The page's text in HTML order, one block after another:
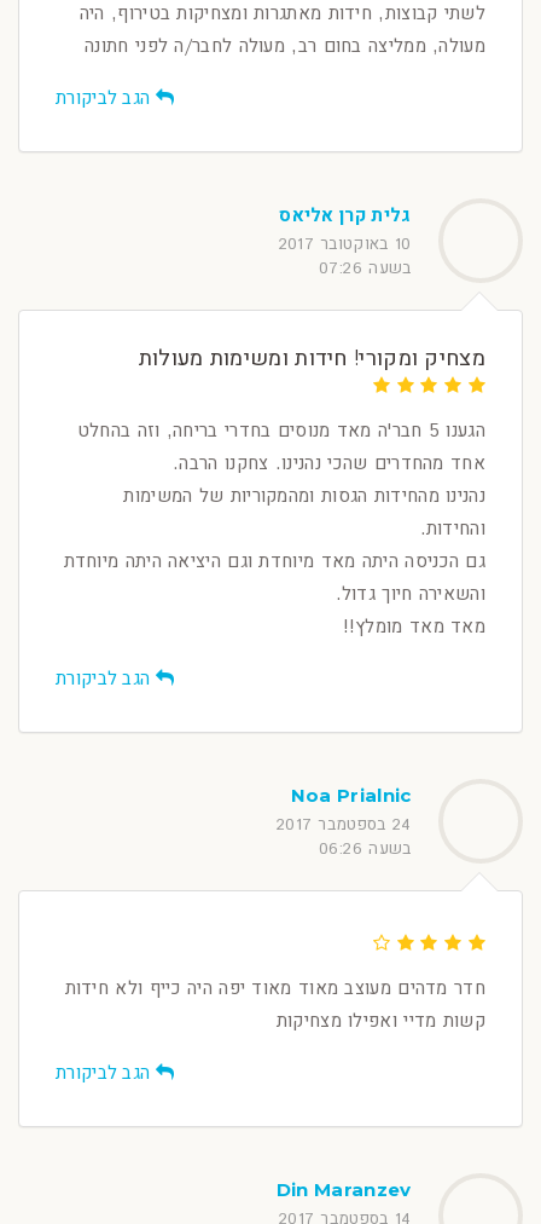
לשתי קבוצות, חידות מאתגרות ומצחיקות בטירוף, היה
מעולה, ממליצה בחום רב, מעולה לחבר/ה לפני חתונה
הגב לביקורת
גלית קרן אליאס
10 באוקטובר 2017
בשעה 07:26
מצחיק ומקורי! חידות ומשימות מעולות
הגענו 5 חבר'ה מאד מנוסים בחדרי בריחה, וזה בהחלט
אחד מהחדרים שהכי נהנינו. צחקנו הרבה.
נהנינו מהחידות הגסות ומהמקוריות של המשימות
והחידות.
גם הכניסה היתה מאד מיוחדת וגם היציאה היתה מיוחדת
והשאירה חיוך גדול.
מאד מאד מומלץ!!
הגב לביקורת
Noa Prialnic
24 בספטמבר 2017
בשעה 06:26
חדר מדהים מעוצב מאוד מאוד יפה היה כייף ולא חידות
קשות מדיי ואפילו מצחיקות
הגב לביקורת
Din Maranzev
14 בספטמבר 2017